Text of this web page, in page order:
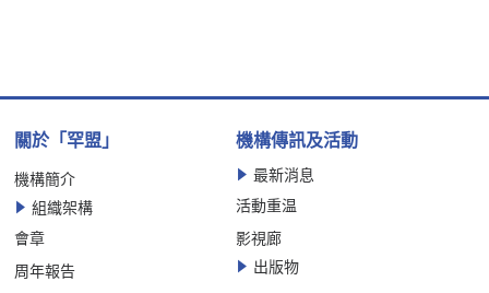
關於「罕盟」
機構簡介
組織架構
會章
周年報告
機構傳訊及活動
最新消息
活動重温
影視廊
出版物